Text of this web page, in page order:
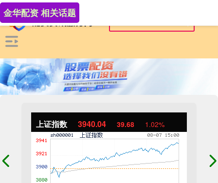
上证指数 3940.04 39.68 1.02%
金华配资 相关话题